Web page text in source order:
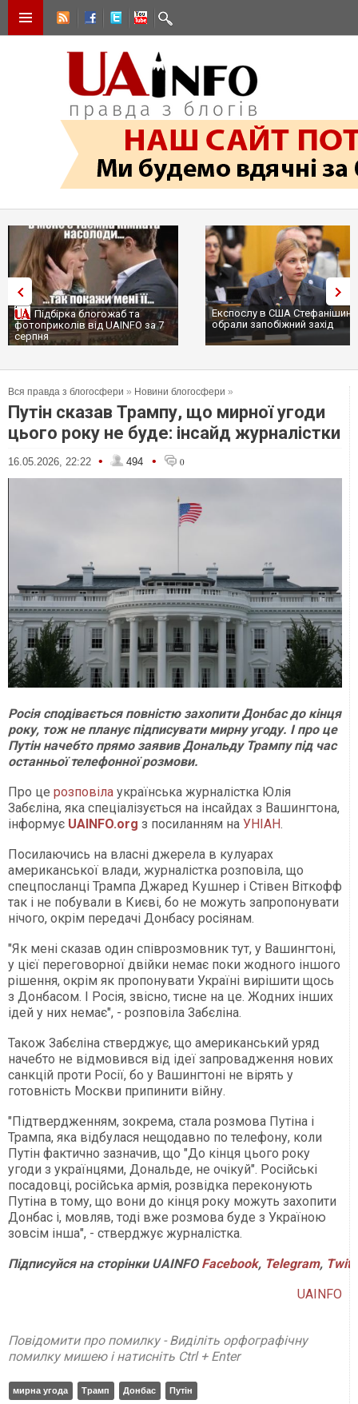
Підбірка блогожаб та
фотоприколів від UAINFO за 7
серпня
Експослу в США
обрали запобіжний захід
Вся правда з блогосфери » Новини блогосфери »
Путін сказав Трампу, що мирної угоди
цього року не буде: інсайд журналістки
16.05.2026, 22:22 • 494 • 0
Росія сподівається повністю захопити Донбас до кінця
року, тож не планує підписувати мирну угоду. І про це
Путін начебто прямо заявив Дональду Трампу під час
останньої телефонної розмови.
Про це розповіла українська журналістка Юлія
Забєліна, яка спеціалізується на інсайдах з Вашингтона,
інформує UAINFO.org з посиланням на УНІАН.
Посилаючись на власні джерела в кулуарах
американської влади, журналістка розповіла, що
спецпосланці Трампа Джаред Кушнер і Стівен Віткофф
так і не побували в Києві, бо не можуть запропонувати
нічого, окрім передачі Донбасу росіянам.
"Як мені сказав один співрозмовник тут, у Вашингтоні,
у цієї переговорної двійки немає поки жодного іншого
рішення, окрім як пропонувати Україні вирішити щось
з Донбасом. І Росія, звісно, тисне на це. Жодних інших
ідей у них немає", - розповіла Забєліна.
Також Забєліна стверджує, що американський уряд
начебто не відмовився від ідеї запровадження нових
санкцій проти Росії, бо у Вашингтоні не вірять у
готовність Москви припинити війну.
"Підтвердженням, зокрема, стала розмова Путіна і
Трампа, яка відбулася нещодавно по телефону, коли
Путін фактично зазначив, що "До кінця цього року
угоди з українцями, Дональде, не очікуй". Російські
посадовці, російська армія, розвідка переконують
Путіна в тому, що вони до кінця року можуть захопити
Донбас і, мовляв, тоді вже розмова буде з Україною
зовсім інша", - стверджує журналістка.
ПідписуйсянасторінкиUAINFO Facebook, Telegram,
UAINFO
Повідомити про помилку - Виділіть орфографічну
помилку мишею і натисніть Ctrl + Enter
мирна угода Трамп Донбас Путін